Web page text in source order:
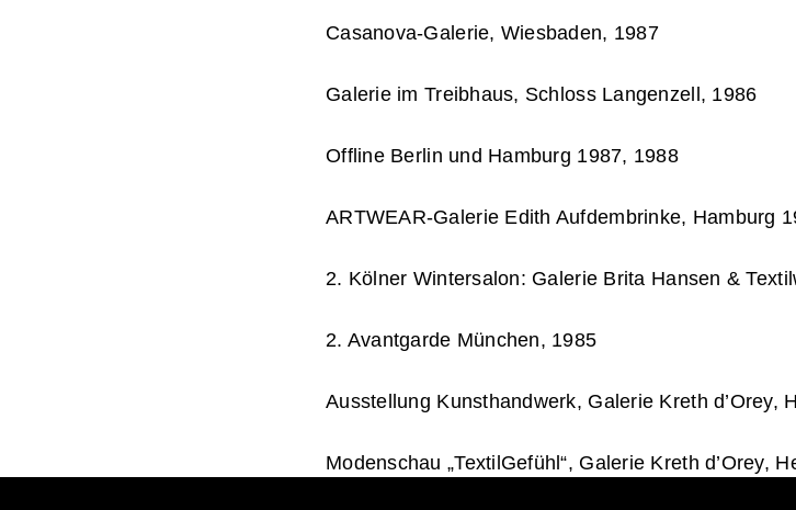
Casanova-Galerie, Wiesbaden, 1987
Galerie im Treibhaus, Schloss Langenzell, 1986
Offline Berlin und Hamburg 1987, 1988
ARTWEAR-Galerie Edith Aufdembrinke, Hamburg
2. Kölner Wintersalon: Galerie Brita Hansen &
2. Avantgarde München, 1985
Ausstellung Kunsthandwerk, Galerie Kreth d’Orey,
Modenschau „TextilGefühl“, Galerie Kreth d’Orey,